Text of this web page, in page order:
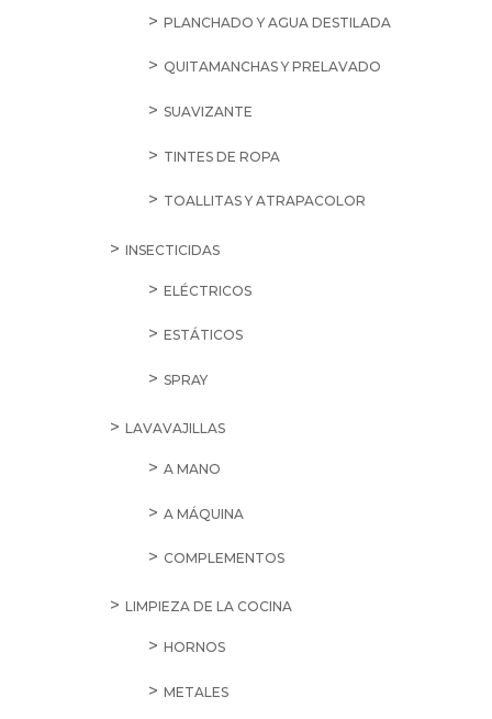
PLANCHADO Y AGUA DESTILADA
QUITAMANCHAS Y PRELAVADO
SUAVIZANTE
TINTES DE ROPA
TOALLITAS Y ATRAPACOLOR
INSECTICIDAS
ELÉCTRICOS
ESTÁTICOS
SPRAY
LAVAVAJILLAS
A MANO
A MÁQUINA
COMPLEMENTOS
LIMPIEZA DE LA COCINA
HORNOS
METALES